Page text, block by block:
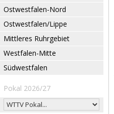
Ostwestfalen-Nord
Ostwestfalen/Lippe
Mittleres Ruhrgebiet
Westfalen-Mitte
Südwestfalen
Pokal 2026/27